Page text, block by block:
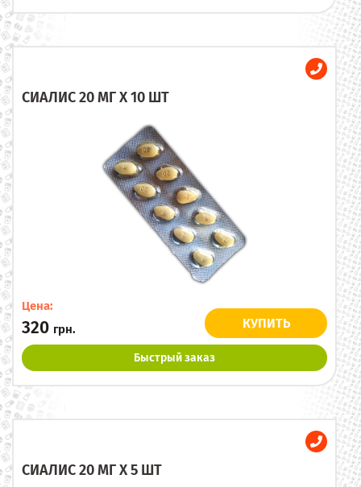
СИАЛИС 20 МГ X 10 ШТ
Цена:
320 грн. КУПИТЬ
Быстрый заказ
СИАЛИС 20 МГ X 5 ШТ